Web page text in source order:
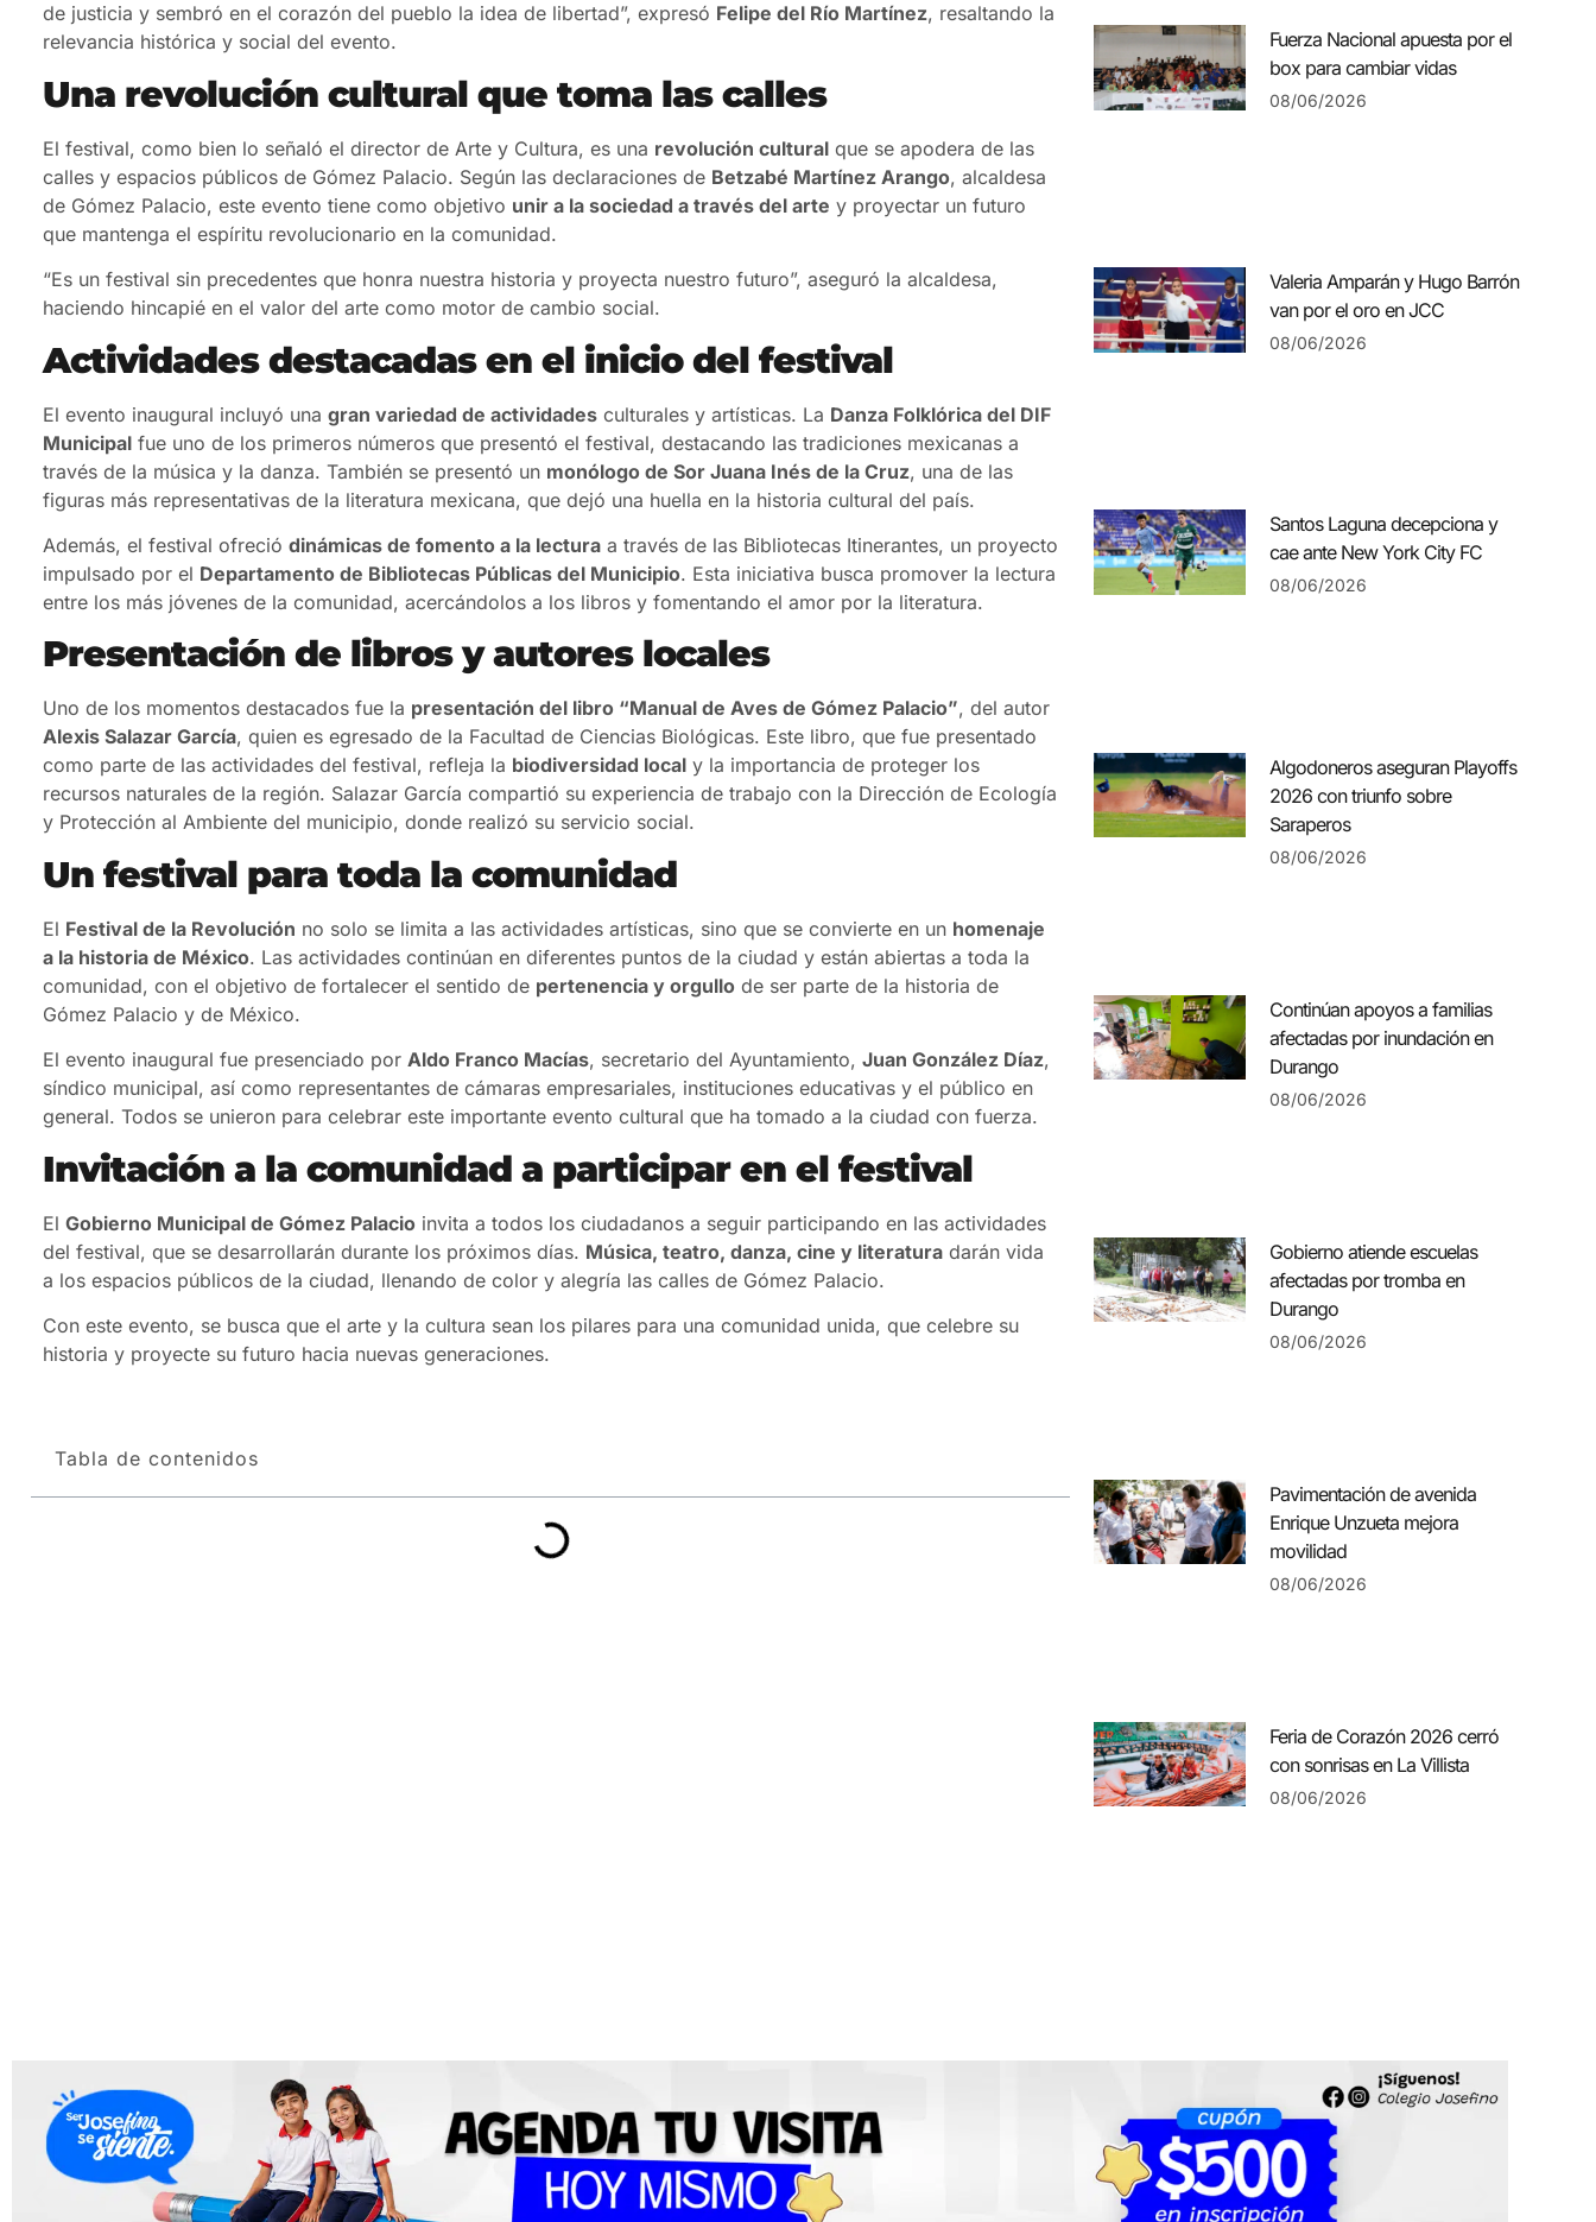
de justicia y sembró en el corazón del pueblo la idea de libertad”, expresó Felipe del Río Martínez, resaltando la
relevancia histórica y social del evento.
Una revolución cultural que toma las calles
El festival, como bien lo señaló el director de Arte y Cultura, es una revolución cultural que se apodera de las
calles y espacios públicos de Gómez Palacio. Según las declaraciones de Betzabé Martínez Arango, alcaldesa
de Gómez Palacio, este evento tiene como objetivo unir a la sociedad a través del arte y proyectar un futuro
que mantenga el espíritu revolucionario en la comunidad.
“Es un festival sin precedentes que honra nuestra historia y proyecta nuestro futuro”, aseguró la alcaldesa,
haciendo hincapié en el valor del arte como motor de cambio social.
Actividades destacadas en el inicio del festival
El evento inaugural incluyó una gran variedad de actividades culturales y artísticas. La Danza Folklórica del DIF
Municipal fue uno de los primeros números que presentó el festival, destacando las tradiciones mexicanas a
través de la música y la danza. También se presentó un monólogo de Sor Juana Inés de la Cruz, una de las
figuras más representativas de la literatura mexicana, que dejó una huella en la historia cultural del país.
Además, el festival ofreció dinámicas de fomento a la lectura a través de las Bibliotecas Itinerantes, un proyecto
impulsado por el Departamento de Bibliotecas Públicas del Municipio. Esta iniciativa busca promover la lectura
entre los más jóvenes de la comunidad, acercándolos a los libros y fomentando el amor por la literatura.
Presentación de libros y autores locales
Uno de los momentos destacados fue la presentación del libro “Manual de Aves de Gómez Palacio”, del autor
Alexis Salazar García, quien es egresado de la Facultad de Ciencias Biológicas. Este libro, que fue presentado
como parte de las actividades del festival, refleja la biodiversidad local y la importancia de proteger los
recursos naturales de la región. Salazar García compartió su experiencia de trabajo con la Dirección de Ecología
y Protección al Ambiente del municipio, donde realizó su servicio social.
Un festival para toda la comunidad
El Festival de la Revolución no solo se limita a las actividades artísticas, sino que se convierte en un homenaje
a la historia de México. Las actividades continúan en diferentes puntos de la ciudad y están abiertas a toda la
comunidad, con el objetivo de fortalecer el sentido de pertenencia y orgullo de ser parte de la historia de
Gómez Palacio y de México.
El evento inaugural fue presenciado por Aldo Franco Macías, secretario del Ayuntamiento, Juan González Díaz,
síndico municipal, así como representantes de cámaras empresariales, instituciones educativas y el público en
general. Todos se unieron para celebrar este importante evento cultural que ha tomado a la ciudad con fuerza.
Invitación a la comunidad a participar en el festival
El Gobierno Municipal de Gómez Palacio invita a todos los ciudadanos a seguir participando en las actividades
del festival, que se desarrollarán durante los próximos días. Música, teatro, danza, cine y literatura darán vida
a los espacios públicos de la ciudad, llenando de color y alegría las calles de Gómez Palacio.
Con este evento, se busca que el arte y la cultura sean los pilares para una comunidad unida, que celebre su
historia y proyecte su futuro hacia nuevas generaciones.
Tabla de contenidos
Fuerza Nacional apuesta por el
box para cambiar vidas
08/06/2026
Valeria Amparán y Hugo Barrón
van por el oro en JCC
08/06/2026
Santos Laguna decepciona y
cae ante New York City FC
08/06/2026
Algodoneros aseguran Playoffs
2026 con triunfo sobre
Saraperos
08/06/2026
Continúan apoyos a familias
afectadas por inundación en
Durango
08/06/2026
Gobierno atiende escuelas
afectadas por tromba en
Durango
08/06/2026
Pavimentación de avenida
Enrique Unzueta mejora
movilidad
08/06/2026
Feria de Corazón 2026 cerró
con sonrisas en La Villista
08/06/2026